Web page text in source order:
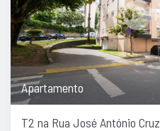
Apartamento
T2 na Rua José António Cruz